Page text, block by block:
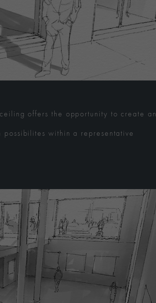
offers the opportunity to create an
within a representative